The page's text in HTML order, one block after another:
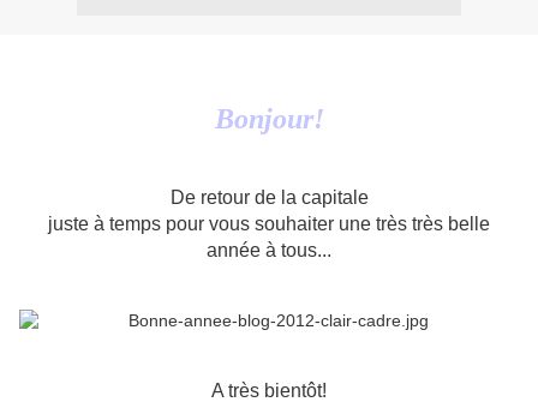
Bonjour!
De retour de la capitale
juste à temps pour vous souhaiter une très très belle
année à tous...
A très bientôt!